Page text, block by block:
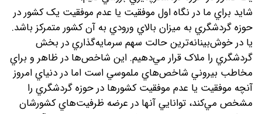
شايد براي ما در نگاه اول موفقيت يا عدم موفقيت يک کشور در
حوزه گردشگري به ميزان بالاي ورودي به آن کشور متمرکز باشد.
يا در خوش‌بينانه‌ترين حالت سهم سرمايه‌گذاري در بخش
گردشگري را ملاک قرار مي‌دهيم. اين شاخص‌ها در ظاهر و براي
مخاطب بيروني شاخص‌هاي ملموسي است اما در دنياي امروز
آنچه موفقيت يا عدم موفقيت کشورها در حوزه گردشگري را
مشخص مي‌کند، ‌توانايي آنها در عرضه ظرفيت‌هاي کشورشان